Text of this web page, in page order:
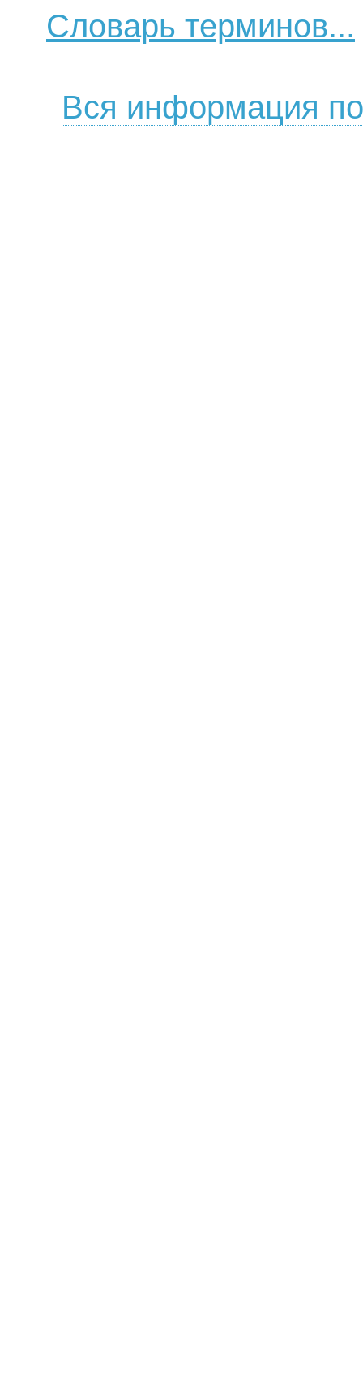
Словарь терминов...
Вся информация